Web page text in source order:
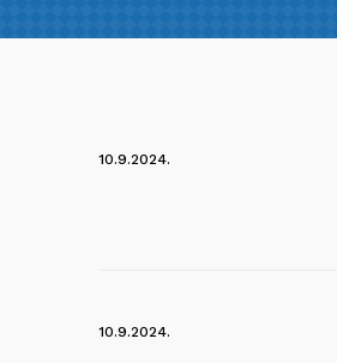
10.9.2024.
10.9.2024.